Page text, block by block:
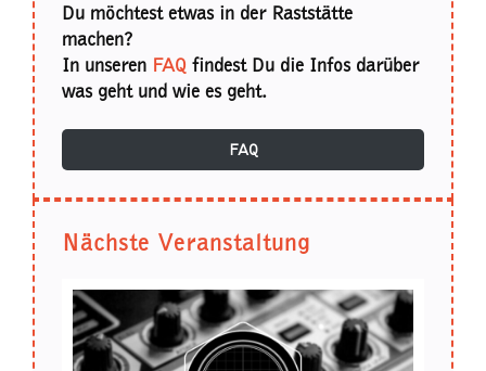
Du möchtest etwas in der Raststätte
machen?
In unseren FAQ findest Du die Infos darüber
was geht und wie es geht.
FAQ
Nächste Veranstaltung